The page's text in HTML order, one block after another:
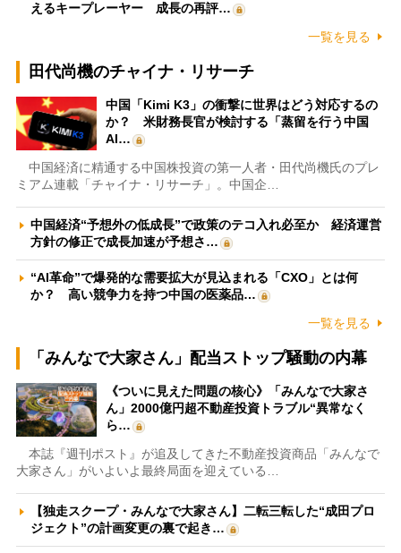
えるキープレーヤー 成長の再評…
一覧を見る
田代尚機のチャイナ・リサーチ
中国「Kimi K3」の衝撃に世界はどう対応するの
か？ 米財務長官が検討する「蒸留を行う中国
AI…
中国経済に精通する中国株投資の第一人者・田代尚機氏のプレ
ミアム連載「チャイナ・リサーチ」。中国企…
中国経済“予想外の低成長”で政策のテコ入れ必至か 経済運営
方針の修正で成長加速が予想さ…
“AI革命”で爆発的な需要拡大が見込まれる「CXO」とは何
か？ 高い競争力を持つ中国の医薬品…
一覧を見る
「みんなで大家さん」配当ストップ騒動の内幕
《ついに見えた問題の核心》「みんなで大家さ
ん」2000億円超不動産投資トラブル“異常なく
ら…
本誌『週刊ポスト』が追及してきた不動産投資商品「みんなで
大家さん」がいよいよ最終局面を迎えている…
【独走スクープ・みんなで大家さん】二転三転した“成田プロ
ジェクト”の計画変更の裏で起き…